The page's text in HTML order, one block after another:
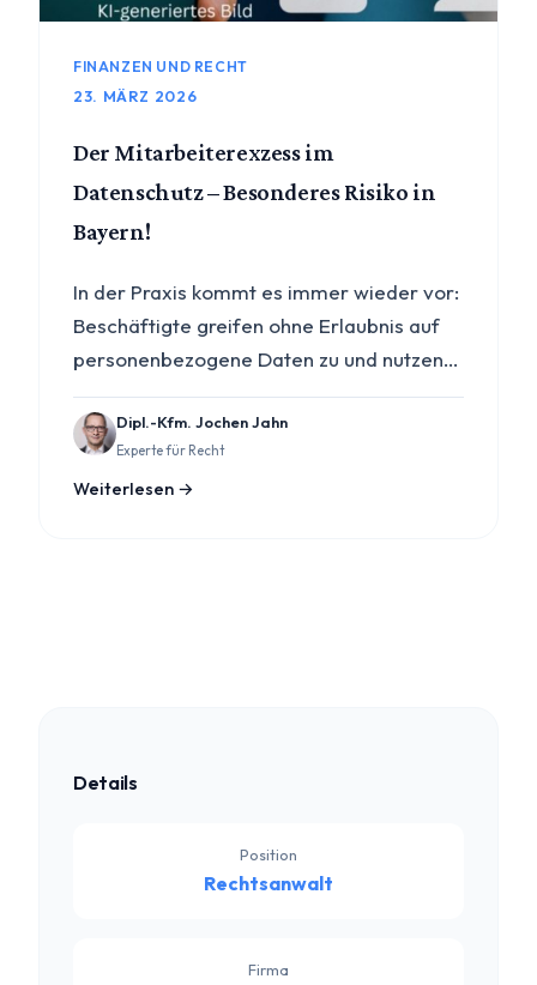
FINANZEN UND RECHT
23. MÄRZ 2026
Der Mitarbeiterexzess im
Datenschutz – Besonderes Risiko in
Bayern!
In der Praxis kommt es immer wieder vor:
Beschäftigte greifen ohne Erlaubnis auf
personenbezogene Daten zu und nutzen…
Dipl.-Kfm. Jochen Jahn
Experte für Recht
Weiterlesen →
Details
Position
Rechtsanwalt
Firma